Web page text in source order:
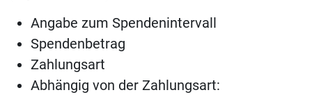
Angabe zum Spendenintervall
Spendenbetrag
Zahlungsart
Abhängig von der Zahlungsart: